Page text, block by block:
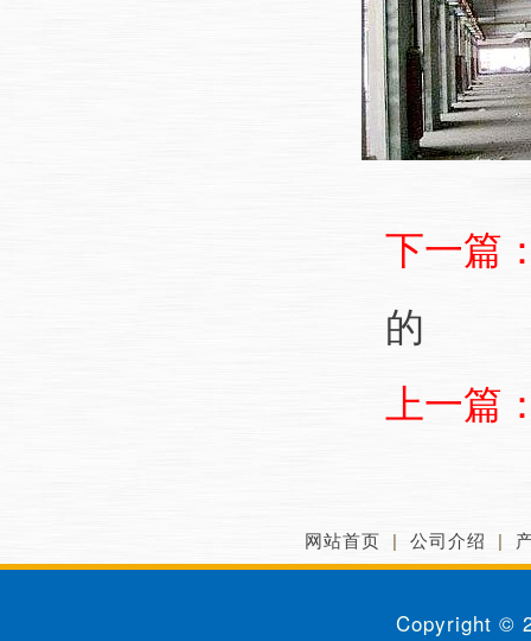
下一篇
的
上一篇
网站首页 | 公司介绍 |
Copyright ©